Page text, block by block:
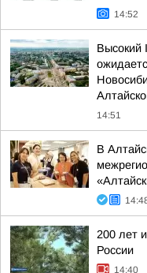
14:52
Высокий
14:51
В
200 лет
России
14:40